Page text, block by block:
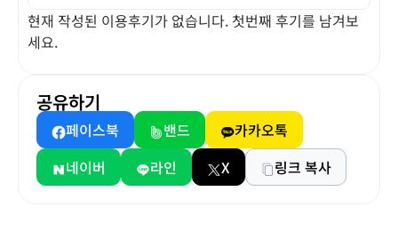
현재 작성된 이용후기가 없습니다. 첫번째 후기를 남겨보
세요.
공유하기
페이스북 밴드
카카오톡
네이버
라인 X 링크 복사